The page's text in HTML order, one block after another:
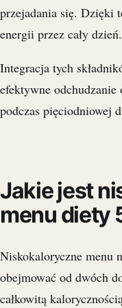
przejadania się. Dzięki
energii przez cały dzień.
Integracja tych
efektywne odchudzanie
podczas pięciodniowej
Jakie jest
menu diety
Niskokaloryczne menu
obejmować od dwóch
całkowitą